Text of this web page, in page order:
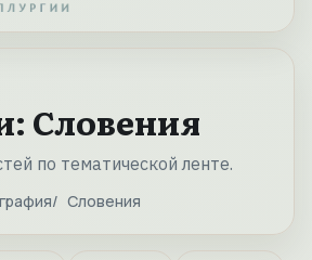
Словения
по тематической ленте.
Словения